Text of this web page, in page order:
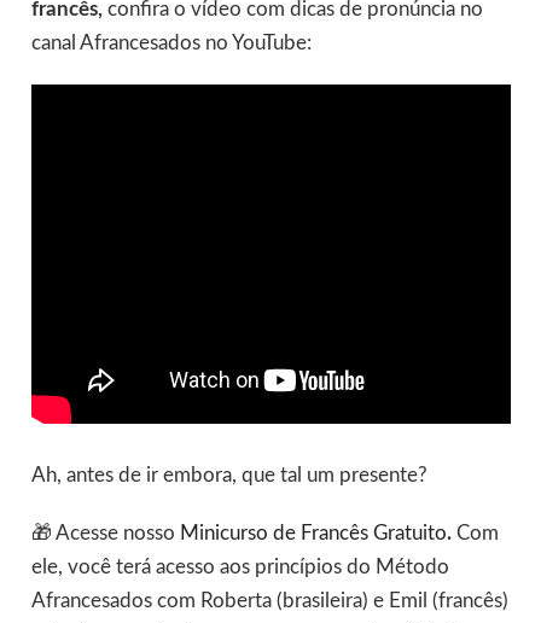
francês, confira o vídeo com dicas de pronúncia no
canal Afrancesados no YouTube:
Ah, antes de ir embora, que tal um presente?
🎁 Acesse nosso Minicurso de Francês Gratuito.Com
ele, você terá acesso aos princípios do Método
Afrancesados com Roberta (brasileira) e Emil (francês)